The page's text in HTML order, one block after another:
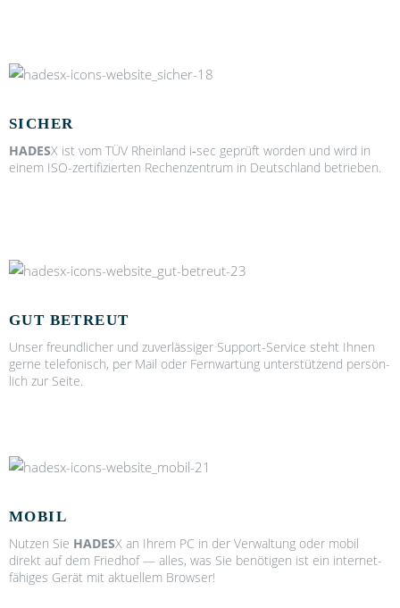
SICHER
HADESX ist vom TÜV Rhein­land i‑sec geprüft wor­den und wird in
einem ISO-zer­ti­fi­zier­ten Rechen­zen­trum in Deutsch­land betrie­ben.
GUT BETREUT
Unser freund­li­cher und zuver­läs­si­ger Sup­port-Ser­vice steht Ihnen
ger­ne tele­fo­nisch, per Mail oder Fern­war­tung unter­stüt­zend per­sön­
lich zur Sei­te.
MOBIL
Nut­zen Sie HADESX an Ihrem PC in der Ver­wal­tung oder mobil
direkt auf dem Fried­hof — alles, was Sie benö­ti­gen ist ein inter­net­
fä­hi­ges Gerät mit aktu­el­lem Brow­ser!